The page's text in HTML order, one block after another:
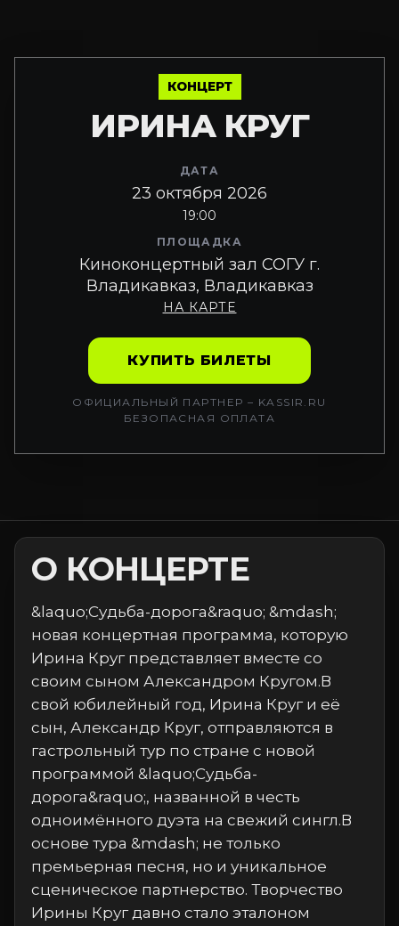
КОНЦЕРТ
ИРИНА КРУГ
ДАТА
23 октября 2026
19:00
ПЛОЩАДКА
Киноконцертный зал СОГУ г.
Владикавказ, Владикавказ
НА КАРТЕ
КУПИТЬ БИЛЕТЫ
ОФИЦИАЛЬНЫЙ ПАРТНЕР – KASSIR.RU
БЕЗОПАСНАЯ ОПЛАТА
О КОНЦЕРТЕ
&laquo;Судьба-дорога&raquo; &mdash;
новая концертная программа, которую
Ирина Круг представляет вместе со
своим сыном Александром Кругом.В
свой юбилейный год, Ирина Круг и её
сын, Александр Круг, отправляются в
гастрольный тур по стране с новой
программой &laquo;Судьба-
дорога&raquo;, названной в честь
одноимённого дуэта на свежий сингл.В
основе тура &mdash; не только
премьерная песня, но и уникальное
сценическое партнерство. Творчество
Ирины Круг давно стало эталоном